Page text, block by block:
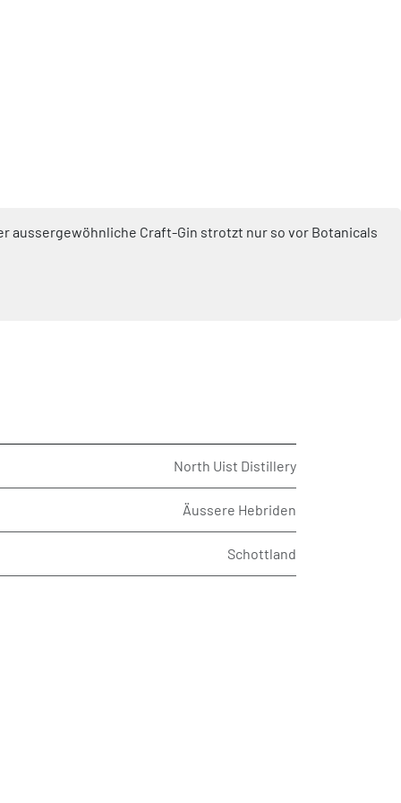
aussergewöhnliche Craft-Gin strotzt nur so vor Botanicals
North Uist Distillery
Äussere Hebriden
Schottland